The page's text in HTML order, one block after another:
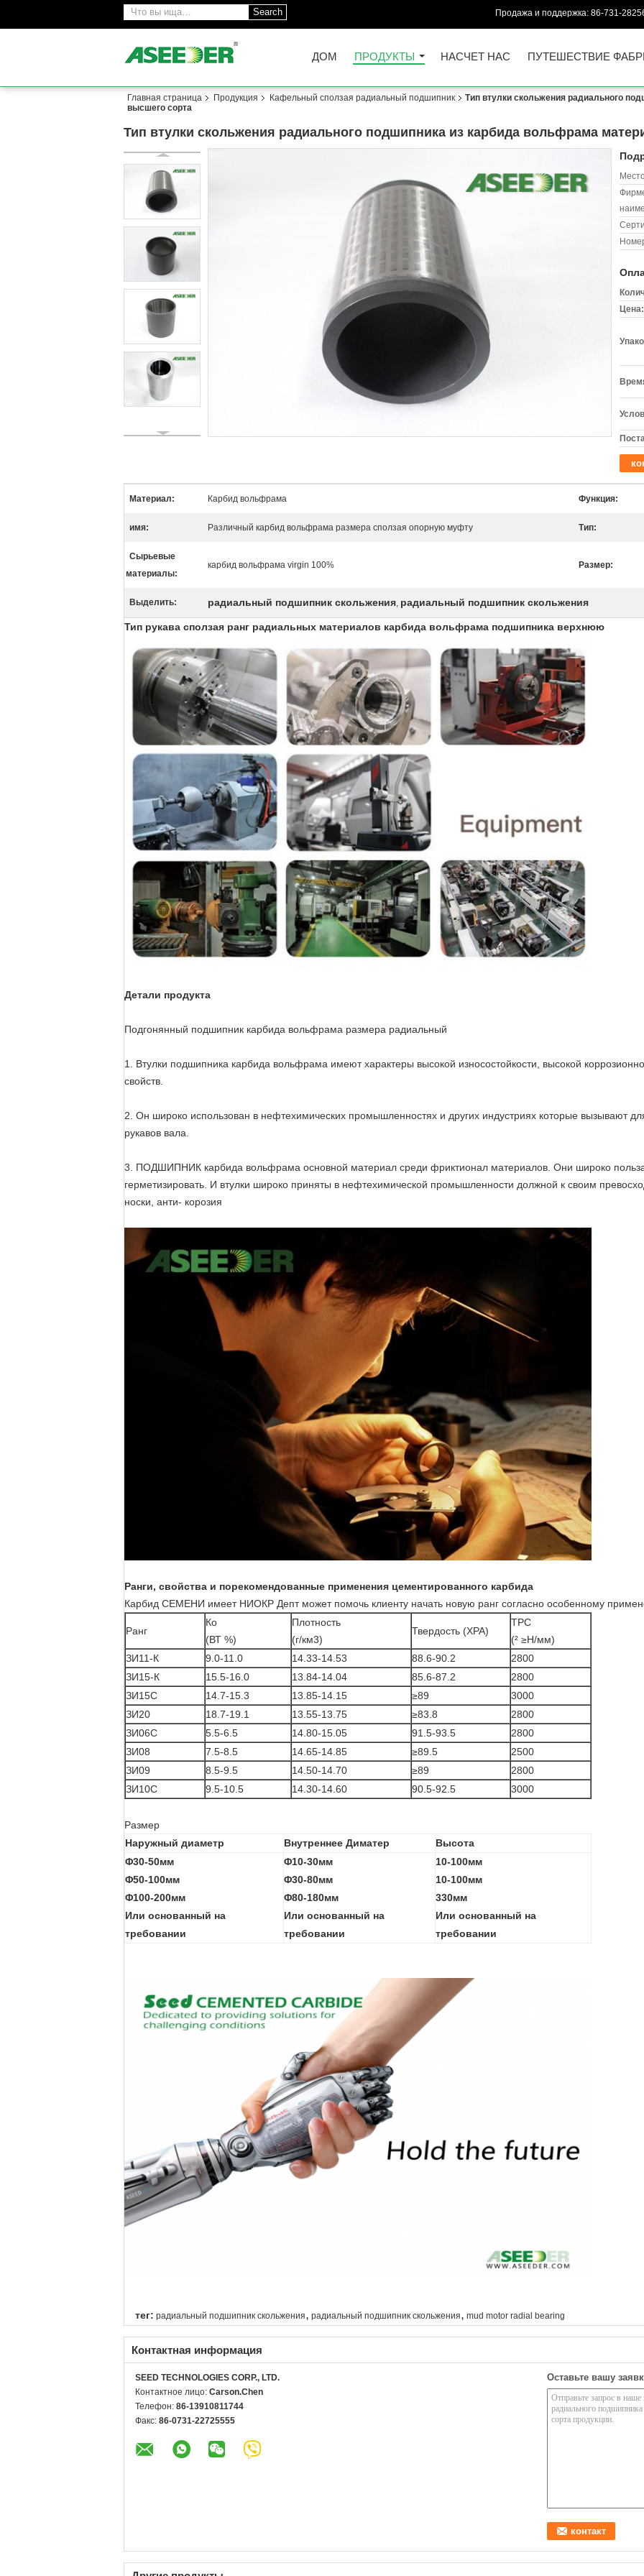
Search Продажа и поддержка: 86-731-
ДОМ ПРОДУКТЫ НАСЧЕТ НАС ПУТЕШЕСТВИЕ
Главная страница Продукция Кафельный сползая радиальный подшипник
Тип втулки скольжения радиального
высшего сорта
Тип втулки скольжения радиального подшипника из карбида вольфрама
Цена:
Материал: Карбид вольфрама Функция:
имя: Различный карбид вольфрама размера сползая опорную муфту Тип:
Сырьевые
материалы:
карбид вольфрама virgin 100% Размер:
Выделить: радиальный подшипник скольжения, радиальный подшипник скольжения
Тип рукава сползая ранг радиальных материалов карбида вольфрама подшипника верхнюю
Детали продукта
Подгонянный подшипник карбида вольфрама размера радиальный
1. Втулки подшипника карбида вольфрама имеют характеры высокой износостойкости, высокой
свойств.
2. Он широко использован в нефтехимических промышленностях и других индустриях которые вызывают
рукавов вала.
3. ПОДШИПНИК карбида вольфрама основной материал среди фриктионал материалов. Они широко
герметизировать. И втулки широко приняты в нефтехимической промышленности должной к своим
носки, анти- корозия
Ранги, свойства и порекомендованные применения цементированного карбида
Карбид СЕМЕНИ имеет НИОКР Депт может помочь клиенту начать новую ранг согласно особенному
Ранг
Ко
(ВТ %)
Плотность
(г/км3)
Твердость (ХРА)
ТРС
(² ≥Н/мм)
ЗИ11-К
9.0-11.0 14.33-14.53 88.6-90.2
2800
ЗИ15-К
15.5-16.0 13.84-14.04 85.6-87.2
2800
ЗИ15С
14.7-15.3 13.85-14.15 ≥89
3000
ЗИ20
18.7-19.1 13.55-13.75 ≥83.8
2800
ЗИ06С
5.5-6.5 14.80-15.05 91.5-93.5
2800
ЗИ08
7.5-8.5 14.65-14.85 ≥89.5
2500
ЗИ09
8.5-9.5 14.50-14.70 ≥89
2800
ЗИ10С
9.5-10.5 14.30-14.60 90.5-92.5 3000
Размер
Наружный диаметр
Внутреннее Диматер
Высота
Φ30-50мм
Φ50-100мм
Φ100-200мм
Или основанный на
требовании
Φ10-30мм
Φ30-80мм
Φ80-180мм
Или основанный на
требовании
10-100мм
10-100мм
330мм
Или основанный на
требовании
тег: радиальный подшипник скольжения, радиальный подшипник скольжения, mud motor radial bearing
Контактная информация
SEED TECHNOLOGIES CORP., LTD.
Контактное лицо: Carson.Chen
Телефон: 86-13910811744
Факс: 86-0731-22725555
Оставьте вашу